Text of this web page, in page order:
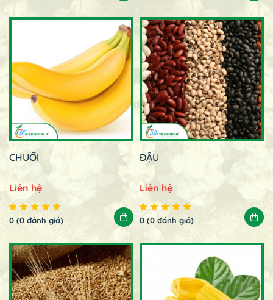
CHUỐI
Liên hệ
0 (0 đánh giá)
ĐẬU
Liên hệ
0 (0 đánh giá)